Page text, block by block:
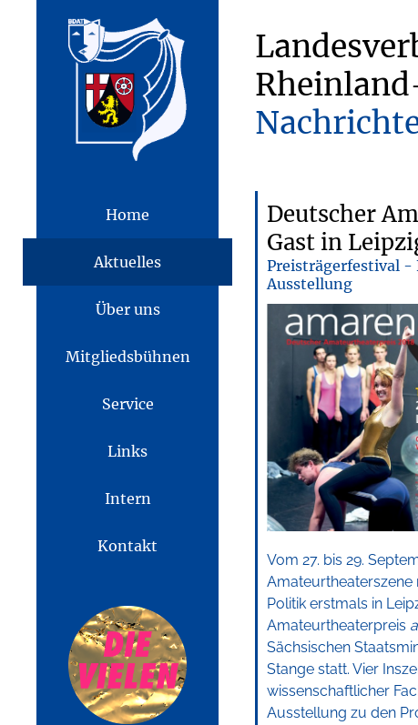
Home
Aktuelles
Über uns
Mitgliedsbühnen
Service
Links
Intern
Kontakt
Deutscher
Gast in
Preisträgerfestival -
Ausstellung
Vom 27. bis 29.
Amateurtheaterszene
Politik erstmals in
Amateurtheaterpreis
Sächsischen
Stange statt. Vier
wissenschaftlicher
Ausstellung zu den